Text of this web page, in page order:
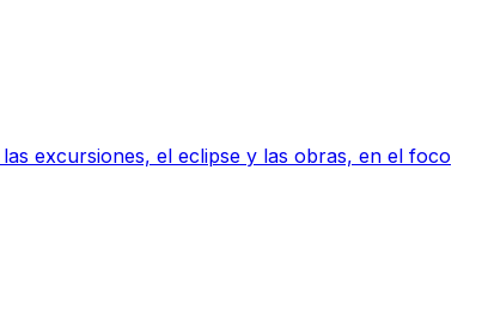
excursiones, el eclipse y las obras, en el foco